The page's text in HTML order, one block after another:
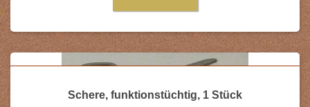
Schere, funktionstüchtig, 1 Stück